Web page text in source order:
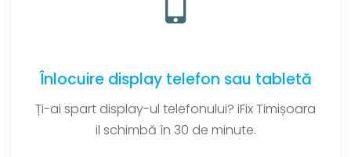
Înlocuire display telefon sau tabletă
Ți-ai spart display-ul telefonului? iFix Timișoara
il schimbă în 30 de minute.